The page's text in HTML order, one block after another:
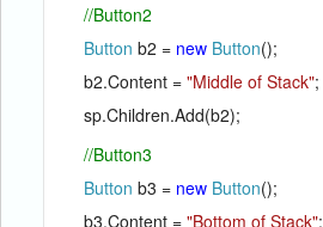
//Button2
Button b2 = new Button();
       b2.Content =
"Middle of Stack";
       sp.Children.Add(b2);
//Button3
Button b3 = new Button();
       b3.Content =
"Bottom of Stack";